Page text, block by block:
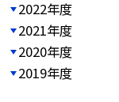
2022年度
2021年度
2020年度
2019年度